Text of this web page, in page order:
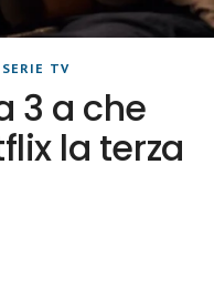
SERIE TV
3 a che
la terza